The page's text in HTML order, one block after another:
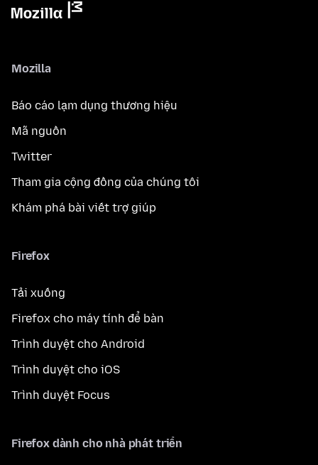
Mozilla
Báo cáo lạm dụng thương hiệu
Mã nguồn
Twitter
Tham gia cộng đồng của chúng tôi
Khám phá bài viết trợ giúp
Firefox
Tải xuống
Firefox cho máy tính để bàn
Trình duyệt cho Android
Trình duyệt cho iOS
Trình duyệt Focus
Firefox dành cho nhà phát triển